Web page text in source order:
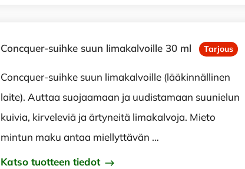
Concquer-suihke suun limakalvoille 30 ml Tarjous
Concquer-suihke suun limakalvoille (lääkinnällinen
laite). Auttaa suojaamaan ja uudistamaan suunielun
kuivia, kirveleviä ja ärtyneitä limakalvoja. Mieto
mintun maku antaa miellyttävän …
Katso tuotteen tiedot